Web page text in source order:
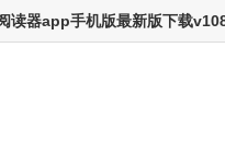
读器app手机版最新版下载